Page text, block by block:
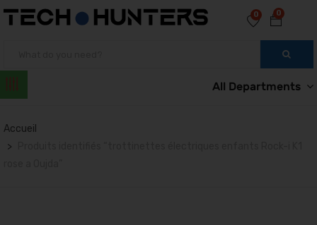
0
0
All Departments
Accueil